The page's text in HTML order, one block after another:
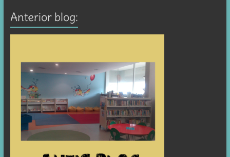
Anterior blog: